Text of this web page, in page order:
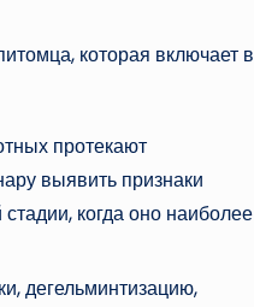
которая включает в
протекают
выявить признаки
когда оно наиболее
дегельминтизацию,